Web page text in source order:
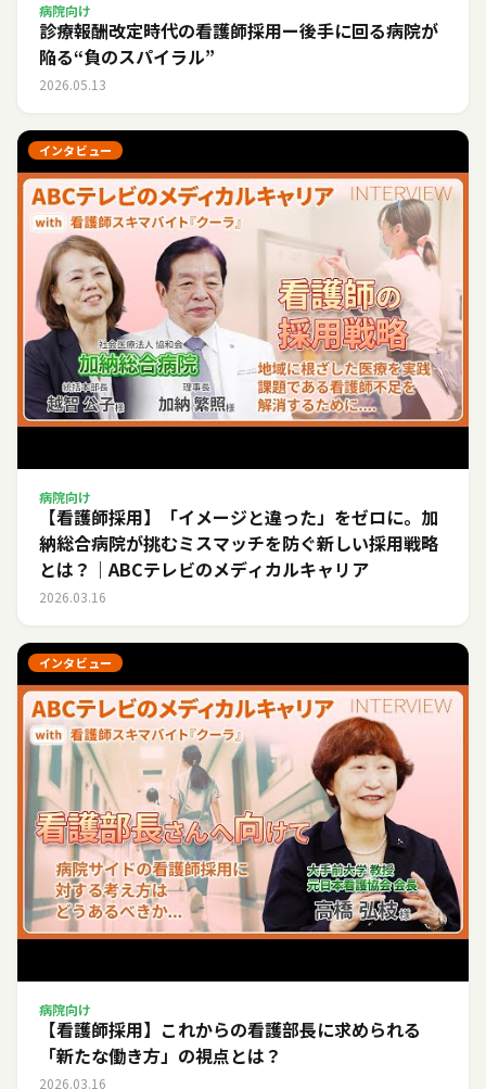
病院向け
診療報酬改定時代の看護師採用ー後手に回る病院が
陥る“負のスパイラル”
2026.05.13
インタビュー
病院向け
【看護師採用】「イメージと違った」をゼロに。加
納総合病院が挑むミスマッチを防ぐ新しい採用戦略
とは？｜ABCテレビのメディカルキャリア
2026.03.16
インタビュー
病院向け
【看護師採用】これからの看護部長に求められる
「新たな働き方」の視点とは？
2026.03.16